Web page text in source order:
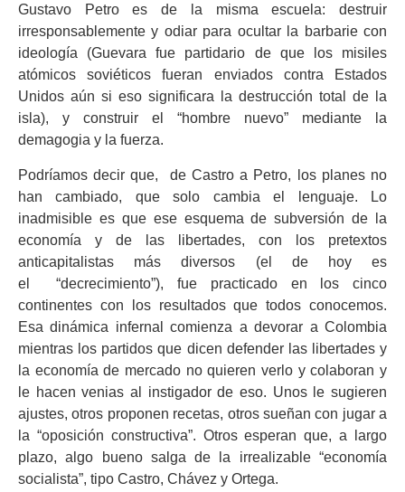
Gustavo Petro es de la misma escuela: destruir
irresponsablemente y odiar para ocultar la barbarie con
ideología (Guevara fue partidario de que los misiles
atómicos soviéticos fueran enviados contra Estados
Unidos aún si eso significara la destrucción total de la
isla), y construir el “hombre nuevo” mediante la
demagogia y la fuerza.
Podríamos decir que, de Castro a Petro, los planes no
han cambiado, que solo cambia el lenguaje. Lo
inadmisible es que ese esquema de subversión de la
economía y de las libertades, con los pretextos
anticapitalistas más diversos (el de hoy es
el “decrecimiento”), fue practicado en los cinco
continentes con los resultados que todos conocemos.
Esa dinámica infernal comienza a devorar a Colombia
mientras los partidos que dicen defender las libertades y
la economía de mercado no quieren verlo y colaboran y
le hacen venias al instigador de eso. Unos le sugieren
ajustes, otros proponen recetas, otros sueñan con jugar a
la “oposición constructiva”. Otros esperan que, a largo
plazo, algo bueno salga de la irrealizable “economía
socialista”, tipo Castro, Chávez y Ortega.